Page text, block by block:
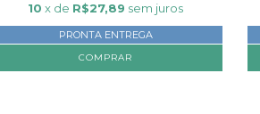
10 x de R$27,89 sem juros
PRONTA ENTREGA